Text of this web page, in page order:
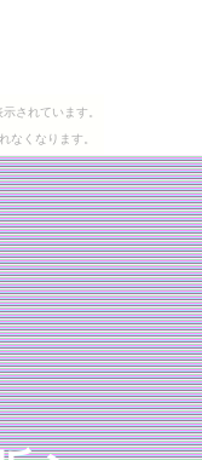
されています。
なくなります。